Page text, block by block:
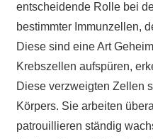
entscheidende Rolle bei
bestimmter Immunzellen,
Diese sind eine Art
Krebszellen aufspüren,
Diese verzweigten Zellen
Körpers. Sie arbeiten
patrouillieren ständig